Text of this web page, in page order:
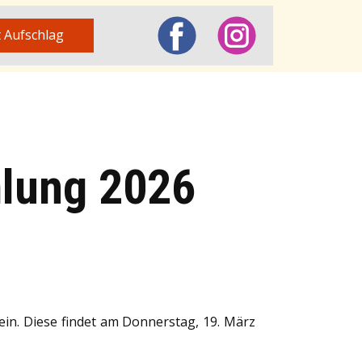
2026
Diese findet am Donnerstag, 19. März